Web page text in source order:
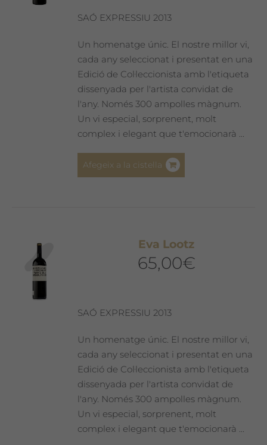
SAÓ EXPRESSIU 2013
Un homenatge únic. El nostre millor vi,
cada any seleccionat i presentat en una
Edició de Col·leccionista amb l'etiqueta
dissenyada per l'artista convidat de
l'any. Només 300 ampolles màgnum.
Un vi especial, sorprenent, molt
complex i elegant que t'emocionarà ...
Afegeix a la cistella
Eva Lootz
65,00€
SAÓ EXPRESSIU 2013
Un homenatge únic. El nostre millor vi,
cada any seleccionat i presentat en una
Edició de Col·leccionista amb l'etiqueta
dissenyada per l'artista convidat de
l'any. Només 300 ampolles màgnum.
Un vi especial, sorprenent, molt
complex i elegant que t'emocionarà ...